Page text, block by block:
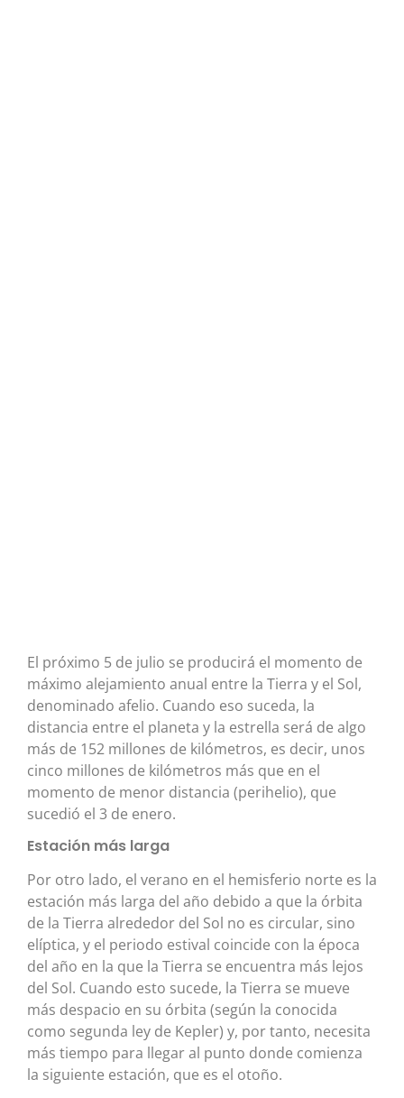
El próximo 5 de julio se producirá el momento de
máximo alejamiento anual entre la Tierra y el Sol,
denominado afelio. Cuando eso suceda, la
distancia entre el planeta y la estrella será de algo
más de 152 millones de kilómetros, es decir, unos
cinco millones de kilómetros más que en el
momento de menor distancia (perihelio), que
sucedió el 3 de enero.
Estación más larga
Por otro lado, el verano en el hemisferio norte es la
estación más larga del año debido a que la órbita
de la Tierra alrededor del Sol no es circular, sino
elíptica, y el periodo estival coincide con la época
del año en la que la Tierra se encuentra más lejos
del Sol. Cuando esto sucede, la Tierra se mueve
más despacio en su órbita (según la conocida
como segunda ley de Kepler) y, por tanto, necesita
más tiempo para llegar al punto donde comienza
la siguiente estación, que es el otoño.